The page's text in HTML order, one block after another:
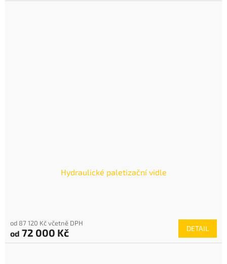
Hydraulické paletizační vidle
od 87 120 Kč včetně DPH
od 72 000 Kč DETAIL